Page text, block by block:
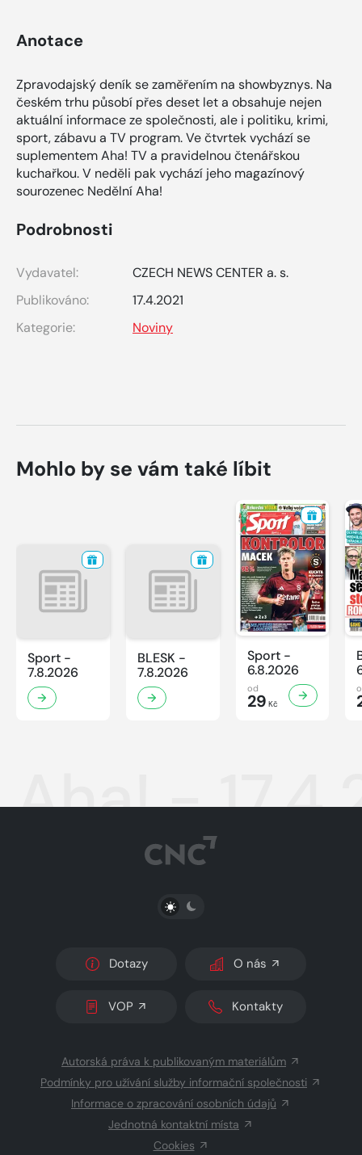
Anotace
Zpravodajský deník se zaměřením na showbyznys. Na
českém trhu působí přes deset let a obsahuje nejen
aktuální informace ze společnosti, ale i politiku, krimi,
sport, zábavu a TV program. Ve čtvrtek vychází se
suplementem Aha! TV a pravidelnou čtenářskou
kuchařkou. V neděli pak vychází jeho magazínový
sourozenec Nedělní Aha!
Podrobnosti
Vydavatel:
CZECH NEWS CENTER a. s.
Publikováno:
17.4.2021
Kategorie:
Noviny
Mohlo by se vám také líbit
Sport -
7.8.2026
BLESK -
7.8.2026
Sport -
6.8.2026
od
29 Kč
Aha! -
PŘEPNOUT SVĚTLÝ/TMAVÝ REŽIM
Dotazy O nás
VOP Kontakty
Autorská práva k publikovaným materiálům
Podmínky pro užívání služby informační společnosti
Informace o zpracování osobních údajů
Jednotná kontaktní místa
Cookies